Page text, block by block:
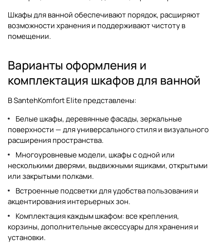
Шкафы для ванной обеспечивают порядок, расширяют
возможности хранения и поддерживают чистоту в
помещении.
Варианты оформления и
комплектация шкафов для ванной
В SantehKomfort Elite представлены:
Белые шкафы, деревянные фасады, зеркальные
поверхности — для универсального стиля и визуального
расширения пространства.
Многоуровневые модели, шкафы с одной или
несколькими дверями, выдвижными ящиками, открытыми
или закрытыми полками.
Встроенные подсветки для удобства пользования и
акцентирования интерьерных зон.
Комплектация каждым шкафом: все крепления,
корзины, дополнительные аксессуары для хранения и
установки.